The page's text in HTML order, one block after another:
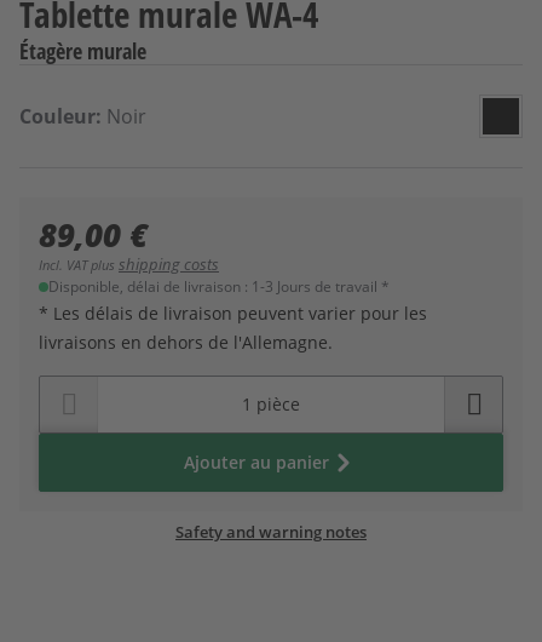
Tablette murale WA-4
Étagère murale
Sélectionnez
Couleur: Noir
Noir
89,00 €
Incl. VAT plus shipping costs
Disponible, délai de livraison : 1-3 Jours de travail *
* Les délais de livraison peuvent varier pour les
livraisons en dehors de l'Allemagne.
Ajouter au panier
Safety and warning notes